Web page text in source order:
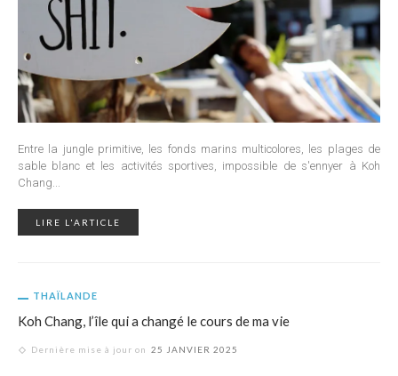
Entre la jungle primitive, les fonds marins multicolores, les plages de
sable blanc et les activités sportives, impossible de s'ennyer à Koh
Chang...
LIRE L'ARTICLE
THAÏLANDE
Koh Chang, l’île qui a changé le cours de ma vie
Dernière mise à jour on 25 JANVIER 2025